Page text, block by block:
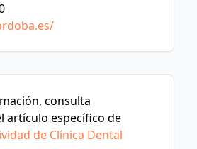
consulta
artículo específico de
de Clínica Dental